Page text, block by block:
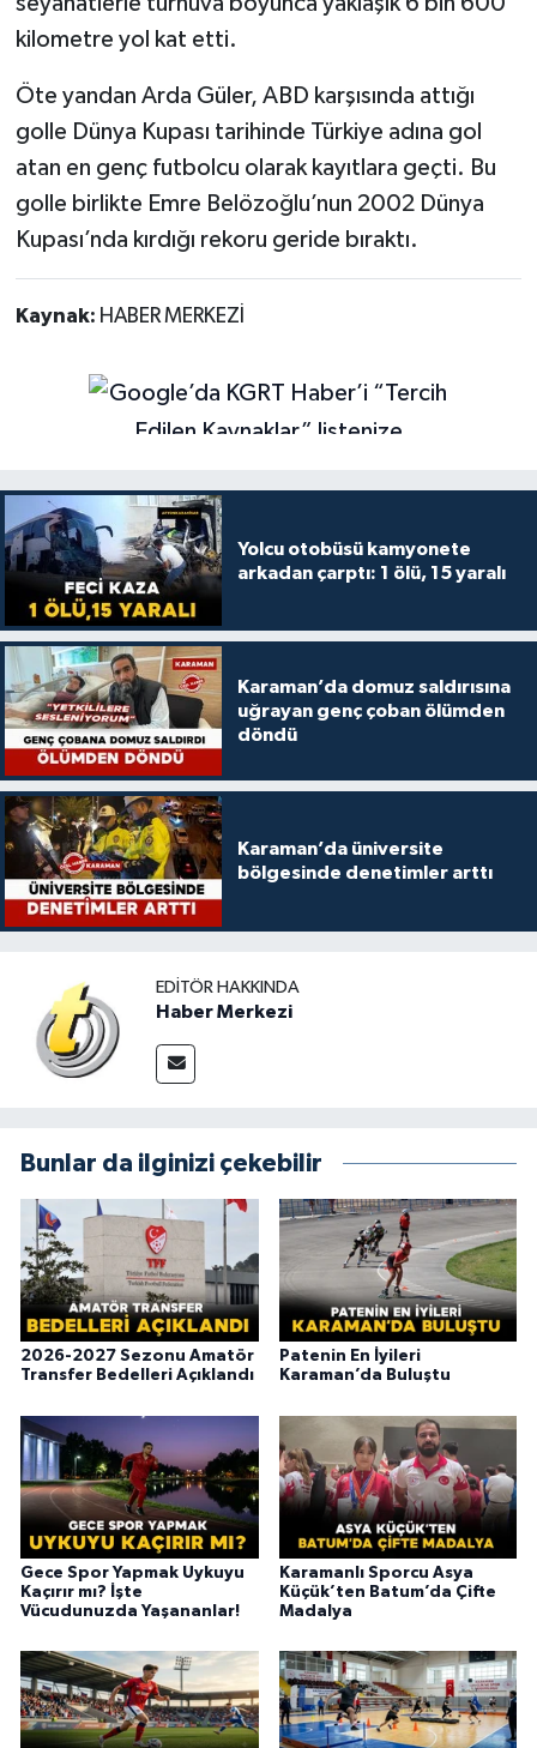
kilometre yol kat etti.
Öte yandan Arda Güler, ABD karşısında attığı
golle Dünya Kupası tarihinde Türkiye adına gol
atan en genç futbolcu olarak kayıtlara geçti. Bu
golle birlikte Emre Belözoğlu’nun 2002 Dünya
Kupası’nda kırdığı rekoru geride bıraktı.
Kaynak: HABER MERKEZİ
Yolcu otobüsü kamyonete
arkadan çarptı: 1 ölü, 15 yaralı
Karaman’da domuz saldırısına
uğrayan genç çoban ölümden
döndü
Karaman’da üniversite
bölgesinde denetimler arttı
EDITÖR HAKKINDA
Haber Merkezi
Bunlar da ilginizi çekebilir
2026-2027 Sezonu Amatör
Transfer Bedelleri Açıklandı
Patenin En İyileri
Karaman’da Buluştu
Gece Spor Yapmak Uykuyu
Kaçırır mı? İşte
Vücudunuzda Yaşananlar!
Karamanlı Sporcu Asya
Küçük’ten Batum’da Çifte
Madalya